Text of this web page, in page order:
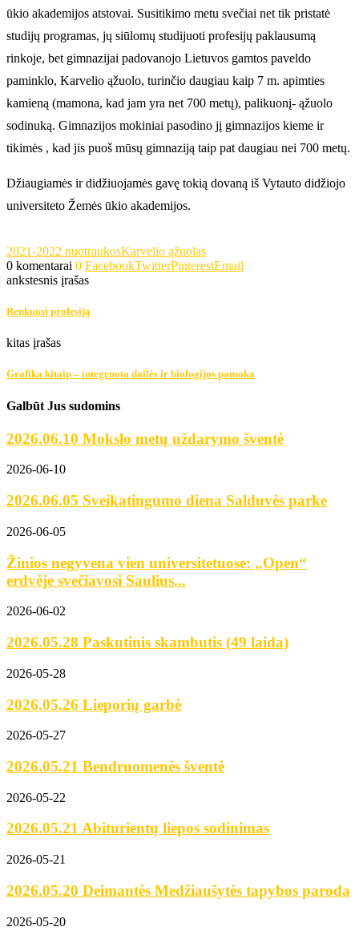
ūkio akademijos atstovai. Susitikimo metu svečiai net tik pristatė
studijų programas, jų siūlomų studijuoti profesijų paklausumą
rinkoje, bet gimnazijai padovanojo Lietuvos gamtos paveldo
paminklo, Karvelio ąžuolo, turinčio daugiau kaip 7 m. apimties
kamieną (mamona, kad jam yra net 700 metų), palikuonį- ąžuolo
sodinuką. Gimnazijos mokiniai pasodino jį gimnazijos kieme ir
tikimės , kad jis puoš mūsų gimnaziją taip pat daugiau nei 700 metų.
Džiaugiamės ir didžiuojamės gavę tokią dovaną iš Vytauto didžiojo
universiteto Žemės ūkio akademijos.
2021-2022 nuotraukosKarvelio ąžuolas
0 komentarai 0 FacebookTwitterPinterestEmail
ankstesnis įrašas
Renkuosi profesiją
kitas įrašas
Grafika kitaip – integruota dailės ir biologijos pamoka
Galbūt Jus sudomins
2026.06.10 Mokslo metų uždarymo šventė
2026-06-10
2026.06.05 Sveikatingumo diena Salduvės parke
2026-06-05
Žinios negyvena vien universitetuose: „Open“
erdvėje svečiavosi Saulius...
2026-06-02
2026.05.28 Paskutinis skambutis (49 laida)
2026-05-28
2026.05.26 Lieporių garbė
2026-05-27
2026.05.21 Bendruomenės šventė
2026-05-22
2026.05.21 Abiturientų liepos sodinimas
2026-05-21
2026.05.20 Deimantės Medžiaušytės tapybos paroda
2026-05-20